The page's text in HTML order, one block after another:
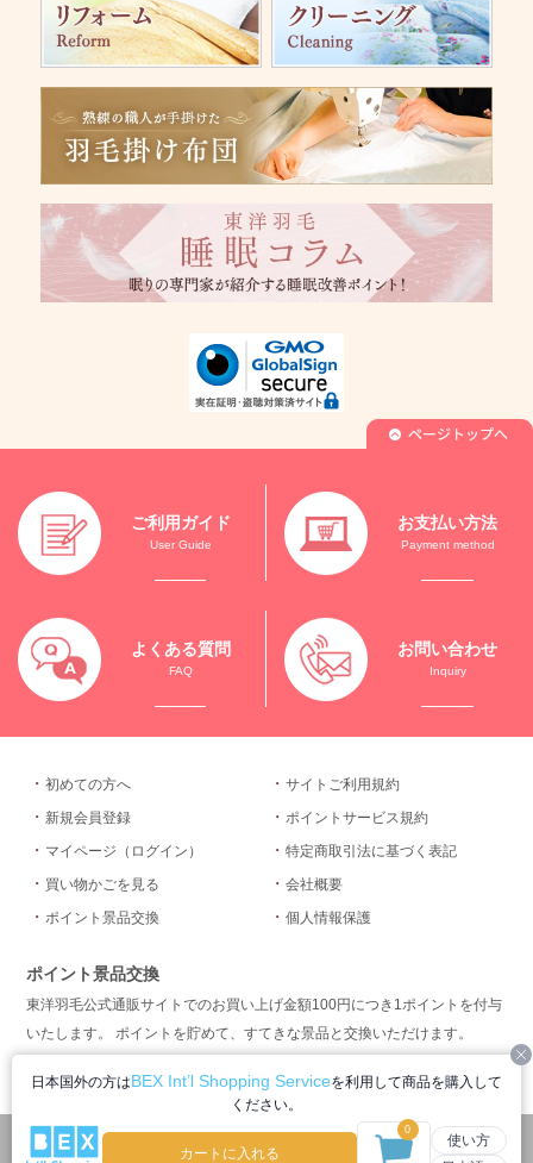
16,800 円 (税込)
ご利用ガイド
User Guide
お支払い方法
Payment method
よくある質問
FAQ
お問い合わせ
Inquiry
初めての方へ
新規会員登録
マイページ（ログイン）
買い物かごを見る
ポイント景品交換
サイトご利用規約
ポイントサービス規約
特定商取引法に基づく表記
会社概要
個人情報保護
ポイント景品交換
東洋羽毛公式通販サイトでのお買い上げ金額100円につき1ポイントを付与
いたします。 ポイントを貯めて、すてきな景品と交換いただけます。
ポイント景品交換を詳しく見る
Copyright ® 2015 Toyo Feather Industry co.,ltd.
日本国外の方はBEX Int’l Shopping Serviceを利用して商品を購入して
ください。
カートに入れる
0
使い方